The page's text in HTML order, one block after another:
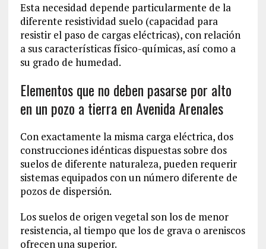
Esta necesidad depende particularmente de la
diferente resistividad suelo (capacidad para
resistir el paso de cargas eléctricas), con relación
a sus características físico-químicas, así como a
su grado de humedad.
Elementos que no deben pasarse por alto
en un pozo a tierra en Avenida Arenales
Con exactamente la misma carga eléctrica, dos
construcciones idénticas dispuestas sobre dos
suelos de diferente naturaleza, pueden requerir
sistemas equipados con un número diferente de
pozos de dispersión.
Los suelos de origen vegetal son los de menor
resistencia, al tiempo que los de grava o areniscos
ofrecen una superior.